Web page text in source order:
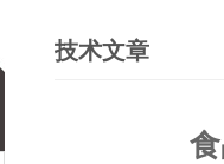
技术文章